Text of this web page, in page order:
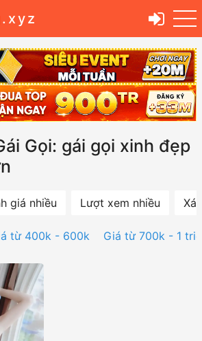
Gọi: gái gọi xinh đẹp
giá nhiều Lượt xem nhiều
từ 400k - 600k Giá từ 700k - 1